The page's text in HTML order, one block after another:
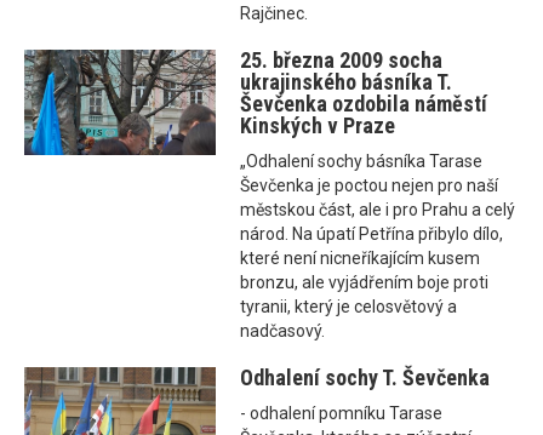
Rajčinec.
25. března 2009 socha
ukrajinského básníka T.
Ševčenka ozdobila náměstí
Kinských v Praze
„Odhalení sochy básníka Tarase
Ševčenka je poctou nejen pro naší
městskou část, ale i pro Prahu a celý
národ. Na úpatí Petřína přibylo dílo,
které není nicneříkajícím kusem
bronzu, ale vyjádřením boje proti
tyranii, který je celosvětový a
nadčasový.
Odhalení sochy T. Ševčenka
- odhalení pomníku Tarase